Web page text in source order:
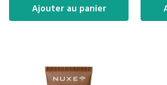
Ajouter au panier